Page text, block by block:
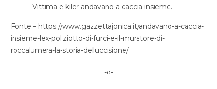
Vittima e kiler andavano a caccia insieme.
Fonte – https://www.gazzettajonica.it/andavano-a-caccia-
insieme-lex-poliziotto-di-furci-e-il-muratore-di-
roccalumera-la-storia-delluccisione/
-o-